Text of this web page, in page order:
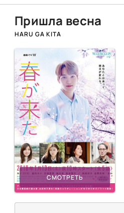
Пришла весна
HARU GA KITA
СМОТРЕТЬ